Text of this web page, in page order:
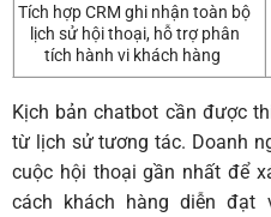
Tích hợp CRM ghi nhận toàn bộ
lịch sử hội thoại, hỗ trợ phân
tích hành vi khách hàng
Kịch bản chatbot cần được
từ lịch sử tương tác. Doanh
cuộc hội thoại gần nhất để
cách khách hàng diễn đạt